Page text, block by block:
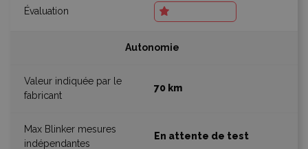
Autonomie
70 km
En attente de test